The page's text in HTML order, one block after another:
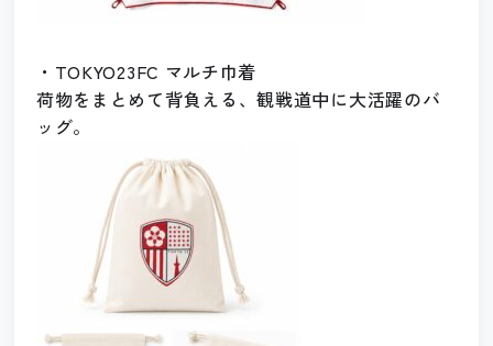
・TOKYO23FC マルチ巾着
荷物をまとめて背負える、観戦道中に大活躍のバ
ッグ。